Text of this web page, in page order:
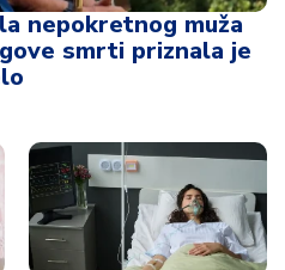
nepokretnog muža
smrti priznala je